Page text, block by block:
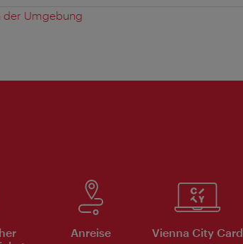
der Umgebung
Anreise Vienna City Card